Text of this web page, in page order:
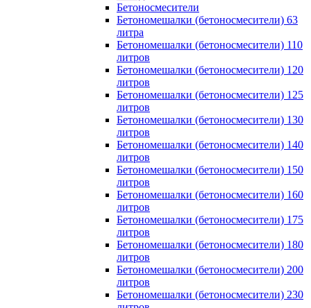
Бетоносмесители
Бетономешалки (бетоносмесители) 63
литра
Бетономешалки (бетоносмесители) 110
литров
Бетономешалки (бетоносмесители) 120
литров
Бетономешалки (бетоносмесители) 125
литров
Бетономешалки (бетоносмесители) 130
литров
Бетономешалки (бетоносмесители) 140
литров
Бетономешалки (бетоносмесители) 150
литров
Бетономешалки (бетоносмесители) 160
литров
Бетономешалки (бетоносмесители) 175
литров
Бетономешалки (бетоносмесители) 180
литров
Бетономешалки (бетоносмесители) 200
литров
Бетономешалки (бетоносмесители) 230